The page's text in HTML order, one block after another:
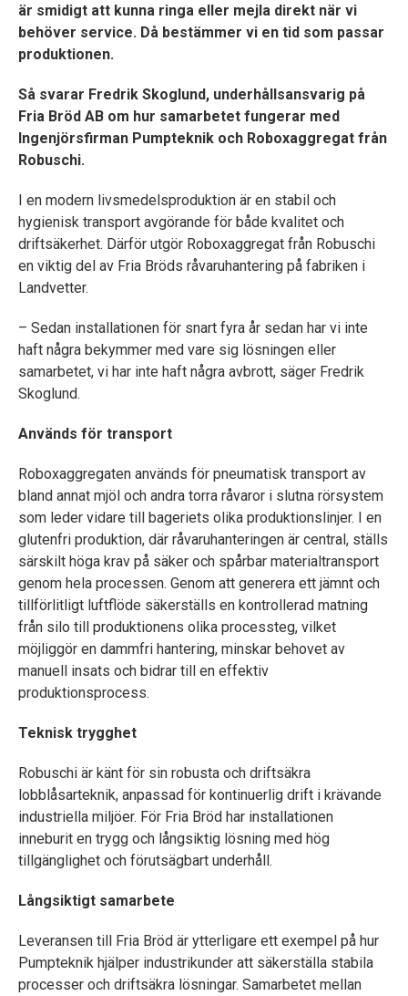
är smidigt att kunna ringa eller mejla direkt när vi
behöver service. Då bestämmer vi en tid som passar
produktionen.
Så svarar Fredrik Skoglund, underhållsansvarig på
Fria Bröd AB om hur samarbetet fungerar med
Ingenjörsfirman Pumpteknik och Roboxaggregat från
Robuschi.
I en modern livsmedelsproduktion är en stabil och
hygienisk transport avgörande för både kvalitet och
driftsäkerhet. Därför utgör Roboxaggregat från Robuschi
en viktig del av Fria Bröds råvaruhantering på fabriken i
Landvetter.
– Sedan installationen för snart fyra år sedan har vi inte
haft några bekymmer med vare sig lösningen eller
samarbetet, vi har inte haft några avbrott, säger Fredrik
Skoglund.
Används för transport
Roboxaggregaten används för pneumatisk transport av
bland annat mjöl och andra torra råvaror i slutna rörsystem
som leder vidare till bageriets olika produktionslinjer. I en
glutenfri produktion, där råvaruhanteringen är central, ställs
särskilt höga krav på säker och spårbar materialtransport
genom hela processen. Genom att generera ett jämnt och
tillförlitligt luftflöde säkerställs en kontrollerad matning
från silo till produktionens olika processteg, vilket
möjliggör en dammfri hantering, minskar behovet av
manuell insats och bidrar till en effektiv
produktionsprocess.
Teknisk trygghet
Robuschi är känt för sin robusta och driftsäkra
lobblåsarteknik, anpassad för kontinuerlig drift i krävande
industriella miljöer. För Fria Bröd har installationen
inneburit en trygg och långsiktig lösning med hög
tillgänglighet och förutsägbart underhåll.
Långsiktigt samarbete
Leveransen till Fria Bröd är ytterligare ett exempel på hur
Pumpteknik hjälper industrikunder att säkerställa stabila
processer och driftsäkra lösningar. Samarbetet mellan